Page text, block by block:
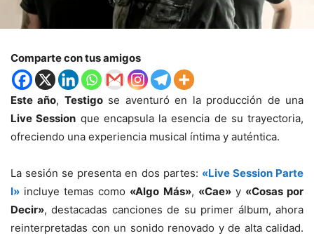
Comparte con tus amigos
Este año, Testigose aventuró en la producción de una
Live Session que encapsula la esencia de su trayectoria,
ofreciendo una experiencia musical íntima y auténtica.
La sesión se presenta en dos partes: «Live Session Parte
I» incluye temas como «Algo Más», «Cae»y «Cosas por
Decir», destacadas canciones de su primer álbum, ahora
reinterpretadas con un sonido renovado y de alta calidad.